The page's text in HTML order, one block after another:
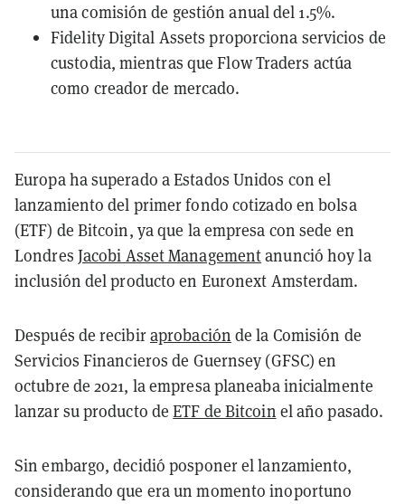
una comisión de gestión anual del 1.5%.
Fidelity Digital Assets proporciona servicios de
custodia, mientras que Flow Traders actúa
como creador de mercado.
Europa ha superado a Estados Unidos con el
lanzamiento del primer fondo cotizado en bolsa
(ETF) de Bitcoin, ya que la empresa con sede en
Londres Jacobi Asset Managementanunció hoy la
inclusión del producto en Euronext Amsterdam.
Después de recibiraprobación de la Comisión de
Servicios Financieros de Guernsey (GFSC) en
octubre de 2021, la empresa planeaba inicialmente
lanzar su producto deETF de Bitcoin el año pasado.
Sin embargo, decidió posponer el lanzamiento,
considerando que era un momento inoportuno